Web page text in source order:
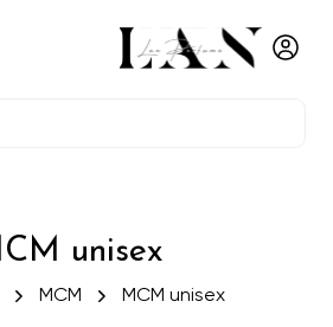
unisex
MCM MCM unisex